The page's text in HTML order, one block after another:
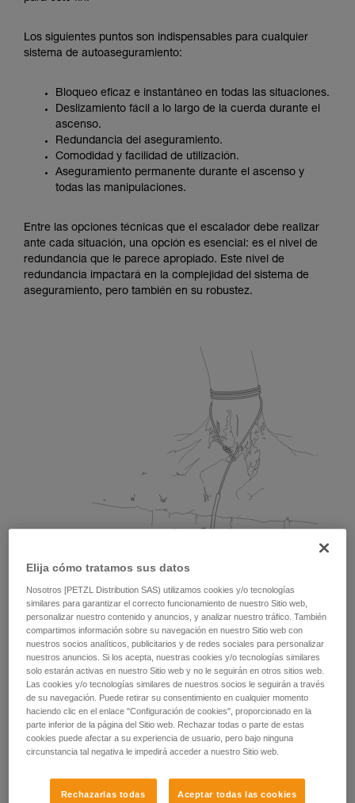
Los siguientes puntos son indispensables para cualquier
sistema de autoaseguramiento:
Bloqueo eficaz e instantáneo en todas las situaciones.
Deslizamiento fácil a lo largo de la cuerda durante el
ascenso.
Redundancia del aseguramiento.
Comodidad y facilidad de utilización.
Aseguramiento permanente durante el ascenso y
todas las manipulaciones.
Entre las opciones técnicas que el escalador debe realizar
ante cada situación, una opción es esencial: es el nivel de
redundancia que le parece apropiado. Este nivel de
redundancia impactará en la complejidad del sistema de
aseguramiento, pero también en su robustez.
Elija cómo tratamos sus datos
Nosotros [PETZL Distribution SAS) utilizamos cookies y/o tecnologías
similares para garantizar el correcto funcionamiento de nuestro Sitio web,
personalizar nuestro contenido y anuncios, y analizar nuestro tráfico. También
compartimos información sobre su navegación en nuestro Sitio web con
nuestros socios analíticos, publicitarios y de redes sociales para personalizar
nuestros anuncios. Si los acepta, nuestras cookies y/o tecnologías similares
solo estarán activas en nuestro Sitio web y no le seguirán en otros sitios web.
Las cookies y/o tecnologías similares de nuestros socios le seguirán a través
de su navegación. Puede retirar su consentimiento en cualquier momento
haciendo clic en el enlace "Configuración de cookies", proporcionado en la
parte inferior de la página del Sitio web. Rechazar todas o parte de estas
cookies puede afectar a su experiencia de usuario, pero bajo ninguna
circunstancia tal negativa le impedirá acceder a nuestro Sitio web.
Rechazarlas todas Aceptar todas las cookies